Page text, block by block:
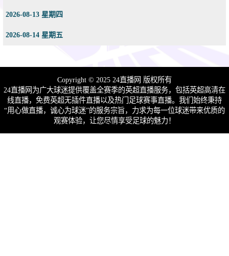
2026-08-13 星期四
2026-08-14 星期五
Copyright © 2025 24直播网 版权所有
24直播网为广大球迷提供覆盖全赛季的英超直播服务，包括英超高清在
线直播，免费英超无插件直播以及热门足球赛事直播。我们始终秉持
“用心做直播，诚心为球迷”的服务宗旨，力求为每一位球迷带来优质的
观赛体验，让您尽情享受足球的魅力！